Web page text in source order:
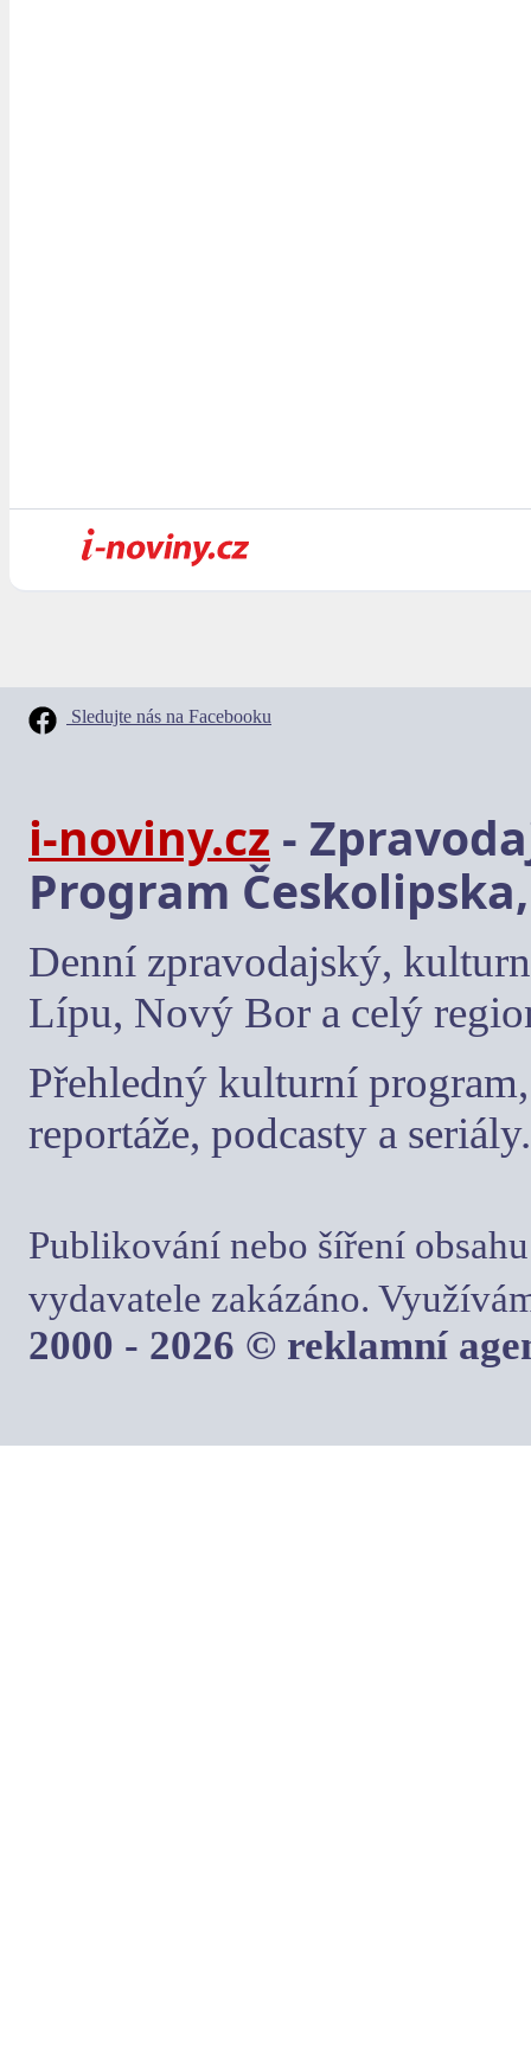
Sledujte nás na Facebooku
i-noviny.cz -
Program
Denní zpravodajský,
Lípu, Nový Bor a celý
Přehledný kulturní
reportáže, podcasty a seriály.
Publikování nebo šíření
vydavatele zakázáno.
2000 - 2026 © reklamní